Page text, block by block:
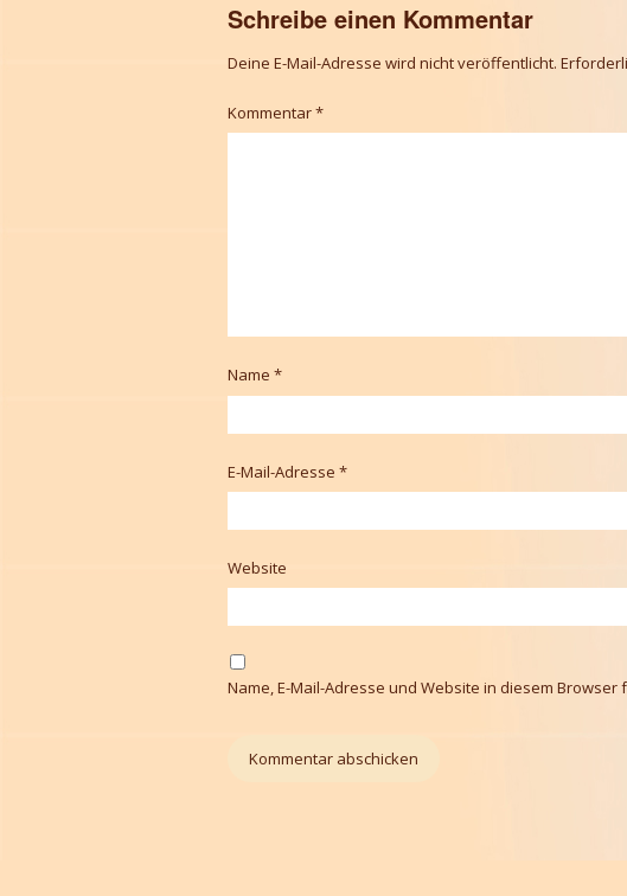
Schreibe einen Kommentar
Deine E-Mail-Adresse wird nicht veröffentlicht.
Kommentar*
Name *
E-Mail-Adresse *
Website
Name, E-Mail-Adresse und Website in diesem